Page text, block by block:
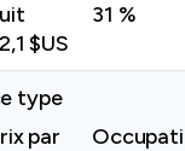
$US
31 %
type
par